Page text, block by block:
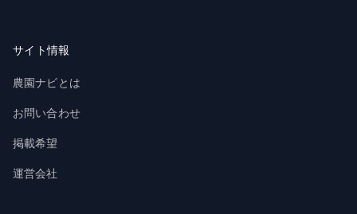
サイト情報
農園ナビとは
お問い合わせ
掲載希望
運営会社